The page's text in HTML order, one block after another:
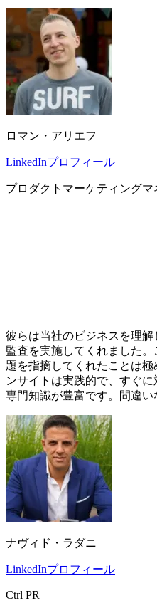
ロマン・アリエフ
LinkedInプロフィール
プロダクトマーケティングマ
彼らは当社のビジネスを理
監査を実施してくれました
題を指摘してくれたことは
ンサイトは実践的で、すぐ
専門知識が豊富です。間違い
ナヴィド・ラダニ
LinkedInプロフィール
Ctrl PR